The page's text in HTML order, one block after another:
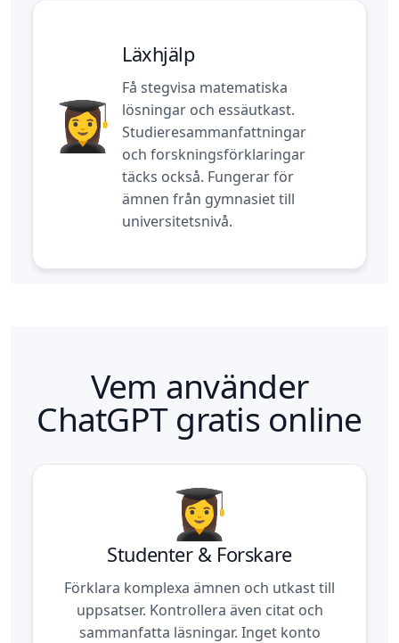
Läxhjälp
Få stegvisa matematiska
lösningar och essäutkast.
Studieresammanfattningar
och forskningsförklaringar
täcks också. Fungerar för
ämnen från gymnasiet till
universitetsnivå.
Vem använder
ChatGPT gratis online
Studenter & Forskare
Förklara komplexa ämnen och utkast till
uppsatser. Kontrollera även citat och
sammanfatta läsningar. Inget konto